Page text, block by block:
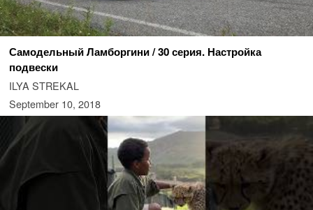
Самодельный Ламборгини / 30 серия. Настройка
подвески
ILYA STREKAL
September 10, 2018